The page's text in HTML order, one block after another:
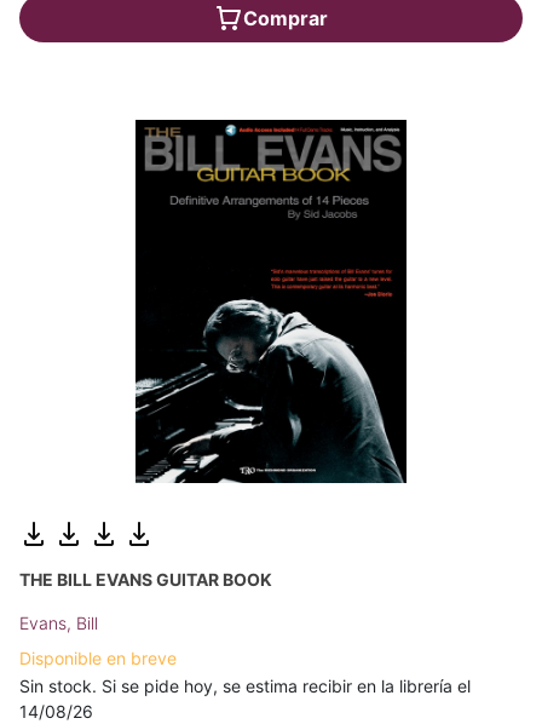
Comprar
THE BILL EVANS GUITAR BOOK
Evans, Bill
Disponible en breve
Sin stock. Si se pide hoy, se estima recibir en la librería el
14/08/26